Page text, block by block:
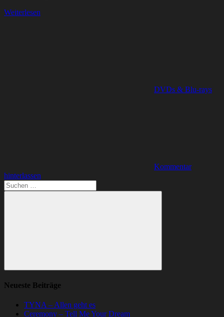
Weiterlesen
DVDs & Blu-rays
Kommentar
hinterlassen
Suchen
nach:
Suchen
Neueste Beiträge
TYNA – Allen geht es
Ceremony – Tell Me Your Dream